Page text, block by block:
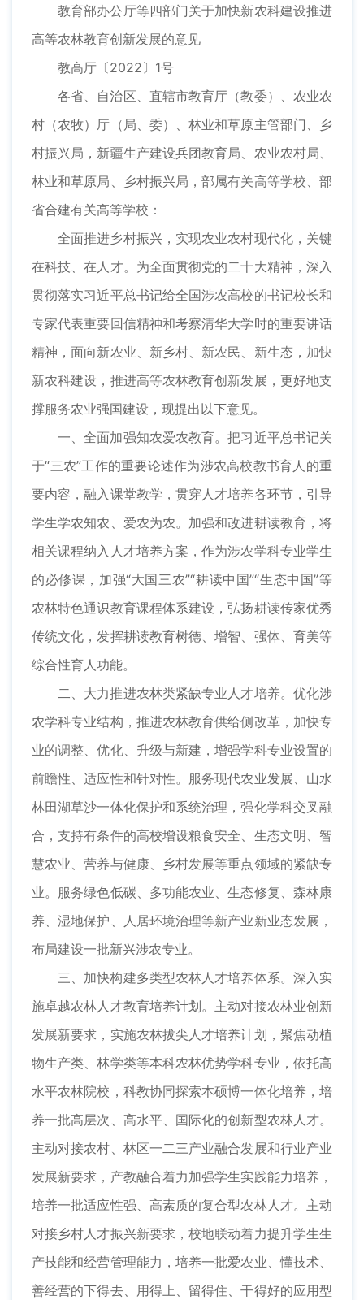
教育部办公厅等四部门关于加快新农科建设推进
高等农林教育创新发展的意见
教高厅〔2022〕1号
各省、自治区、直辖市教育厅（教委）、农业农
村（农牧）厅（局、委）、林业和草原主管部门、乡
村振兴局，新疆生产建设兵团教育局、农业农村局、
林业和草原局、乡村振兴局，部属有关高等学校、部
省合建有关高等学校：
全面推进乡村振兴，实现农业农村现代化，关键
在科技、在人才。为全面贯彻党的二十大精神，深入
贯彻落实习近平总书记给全国涉农高校的书记校长和
专家代表重要回信精神和考察清华大学时的重要讲话
精神，面向新农业、新乡村、新农民、新生态，加快
新农科建设，推进高等农林教育创新发展，更好地支
撑服务农业强国建设，现提出以下意见。
一、全面加强知农爱农教育。把习近平总书记关
于“三农”工作的重要论述作为涉农高校教书育人的重
要内容，融入课堂教学，贯穿人才培养各环节，引导
学生学农知农、爱农为农。加强和改进耕读教育，将
相关课程纳入人才培养方案，作为涉农学科专业学生
的必修课，加强“大国三农”“耕读中国”“生态中国”等
农林特色通识教育课程体系建设，弘扬耕读传家优秀
传统文化，发挥耕读教育树德、增智、强体、育美等
综合性育人功能。
二、大力推进农林类紧缺专业人才培养。优化涉
农学科专业结构，推进农林教育供给侧改革，加快专
业的调整、优化、升级与新建，增强学科专业设置的
前瞻性、适应性和针对性。服务现代农业发展、山水
林田湖草沙一体化保护和系统治理，强化学科交叉融
合，支持有条件的高校增设粮食安全、生态文明、智
慧农业、营养与健康、乡村发展等重点领域的紧缺专
业。服务绿色低碳、多功能农业、生态修复、森林康
养、湿地保护、人居环境治理等新产业新业态发展，
布局建设一批新兴涉农专业。
三、加快构建多类型农林人才培养体系。深入实
施卓越农林人才教育培养计划。主动对接农林业创新
发展新要求，实施农林拔尖人才培养计划，聚焦动植
物生产类、林学类等本科农林优势学科专业，依托高
水平农林院校，科教协同探索本硕博一体化培养，培
养一批高层次、高水平、国际化的创新型农林人才。
主动对接农村、林区一二三产业融合发展和行业产业
发展新要求，产教融合着力加强学生实践能力培养，
培养一批适应性强、高素质的复合型农林人才。主动
对接乡村人才振兴新要求，校地联动着力提升学生生
产技能和经营管理能力，培养一批爱农业、懂技术、
善经营的下得去、用得上、留得住、干得好的应用型